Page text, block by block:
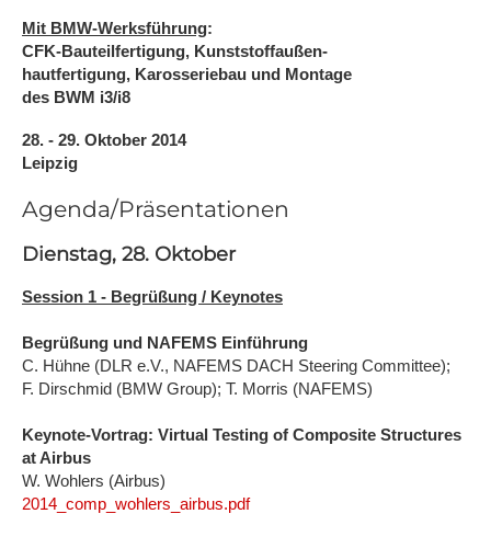
Mit BMW-Werksführung:
CFK-Bauteilfertigung, Kunststoffaußen-
hautfertigung, Karosseriebau und Montage
des BWM i3/i8
28. - 29. Oktober 2014
Leipzig
Agenda/Präsentationen
Dienstag, 28. Oktober
Session 1 - Begrüßung / Keynotes
Begrüßung und NAFEMS Einführung
C. Hühne (DLR e.V., NAFEMS DACH Steering Committee);
F. Dirschmid (BMW Group); T. Morris (NAFEMS)
Keynote-Vortrag: Virtual Testing of Composite Structures
at Airbus
W. Wohlers (Airbus)
2014_comp_wohlers_airbus.pdf